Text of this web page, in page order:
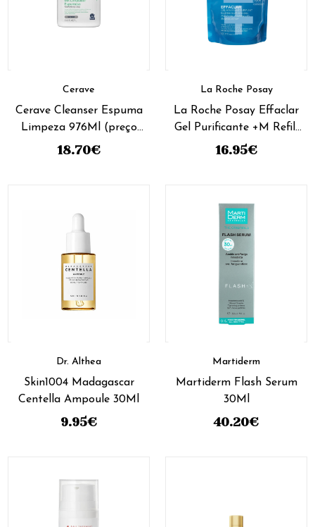
Cerave
Cerave Cleanser Espuma
Limpeza 976Ml (preço
Especial)
18.70€
La Roche Posay
La Roche Posay Effaclar
Gel Purificante +M Refill
400ml (preço especial)
16.95€
Dr. Althea
Skin1004 Madagascar
Centella Ampoule 30Ml
9.95€
Martiderm
Martiderm Flash Serum
30Ml
40.20€